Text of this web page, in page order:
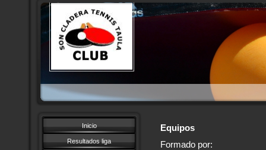
Inicio
Resultados liga
Equipos
Formado por: